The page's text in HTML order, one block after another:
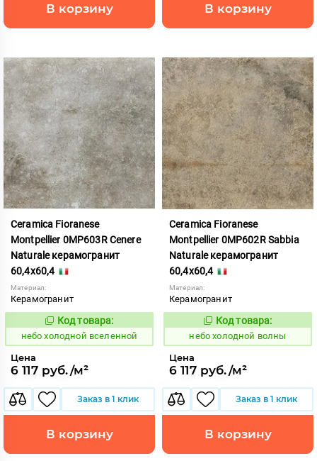
В корзину В корзину
Ceramica Fioranese
Montpellier 0MP603R Cenere
Naturale керамогранит
60,4x60,4
Материал:
Керамогранит
1123513
Код товара:
небо холодной вселенной
Цена
6 117 руб./м²
Заказ в 1 клик
В корзину
Ceramica Fioranese
Montpellier 0MP602R Sabbia
Naturale керамогранит
60,4x60,4
Материал:
Керамогранит
1123512
Код товара:
небо холодной волны
Цена
6 117 руб./м²
Заказ в 1 клик
В корзину